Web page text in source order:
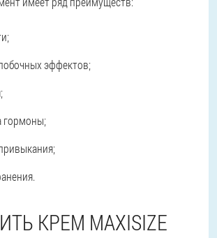
эффектов;
гормоны;
КРЕМ MAXISIZE